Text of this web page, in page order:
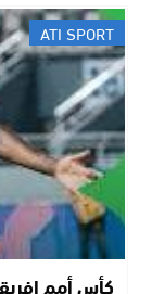
ATI SPORT